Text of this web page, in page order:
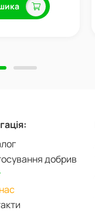
добрив